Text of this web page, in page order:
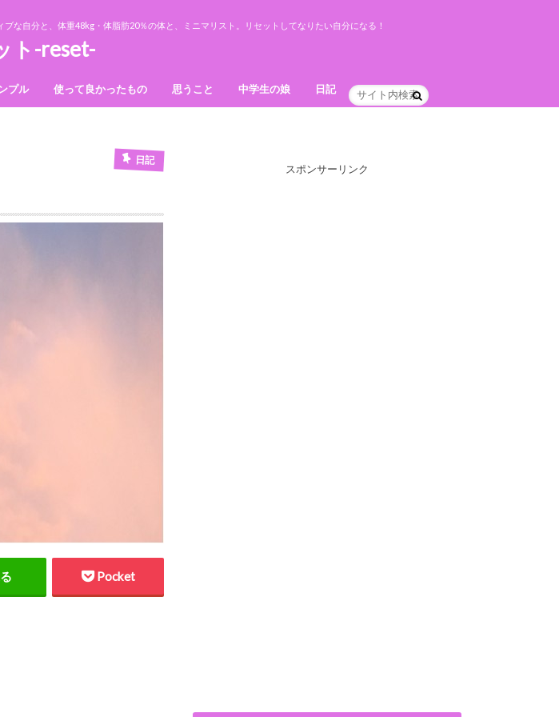
な自分と、体重48kg・体脂肪20％の体と、ミニマリスト。リセットしてなりたい自分になる！
ト-reset-
プル 使って良かったもの 思うこと 中学生の娘 日記
日記
Pocket
スポンサーリンク